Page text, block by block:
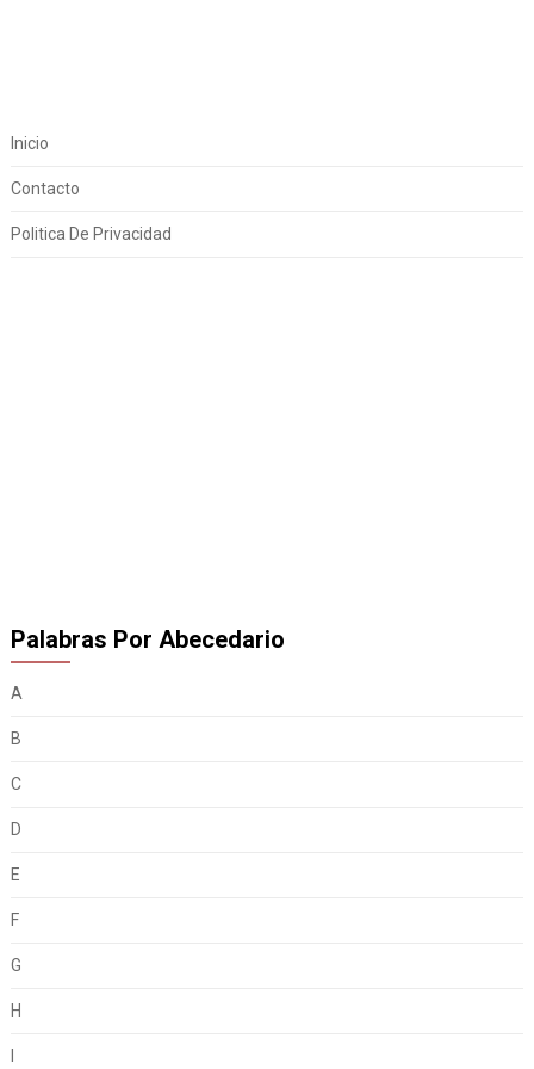
Inicio
Contacto
Politica De Privacidad
Palabras Por Abecedario
A
B
C
D
E
F
G
H